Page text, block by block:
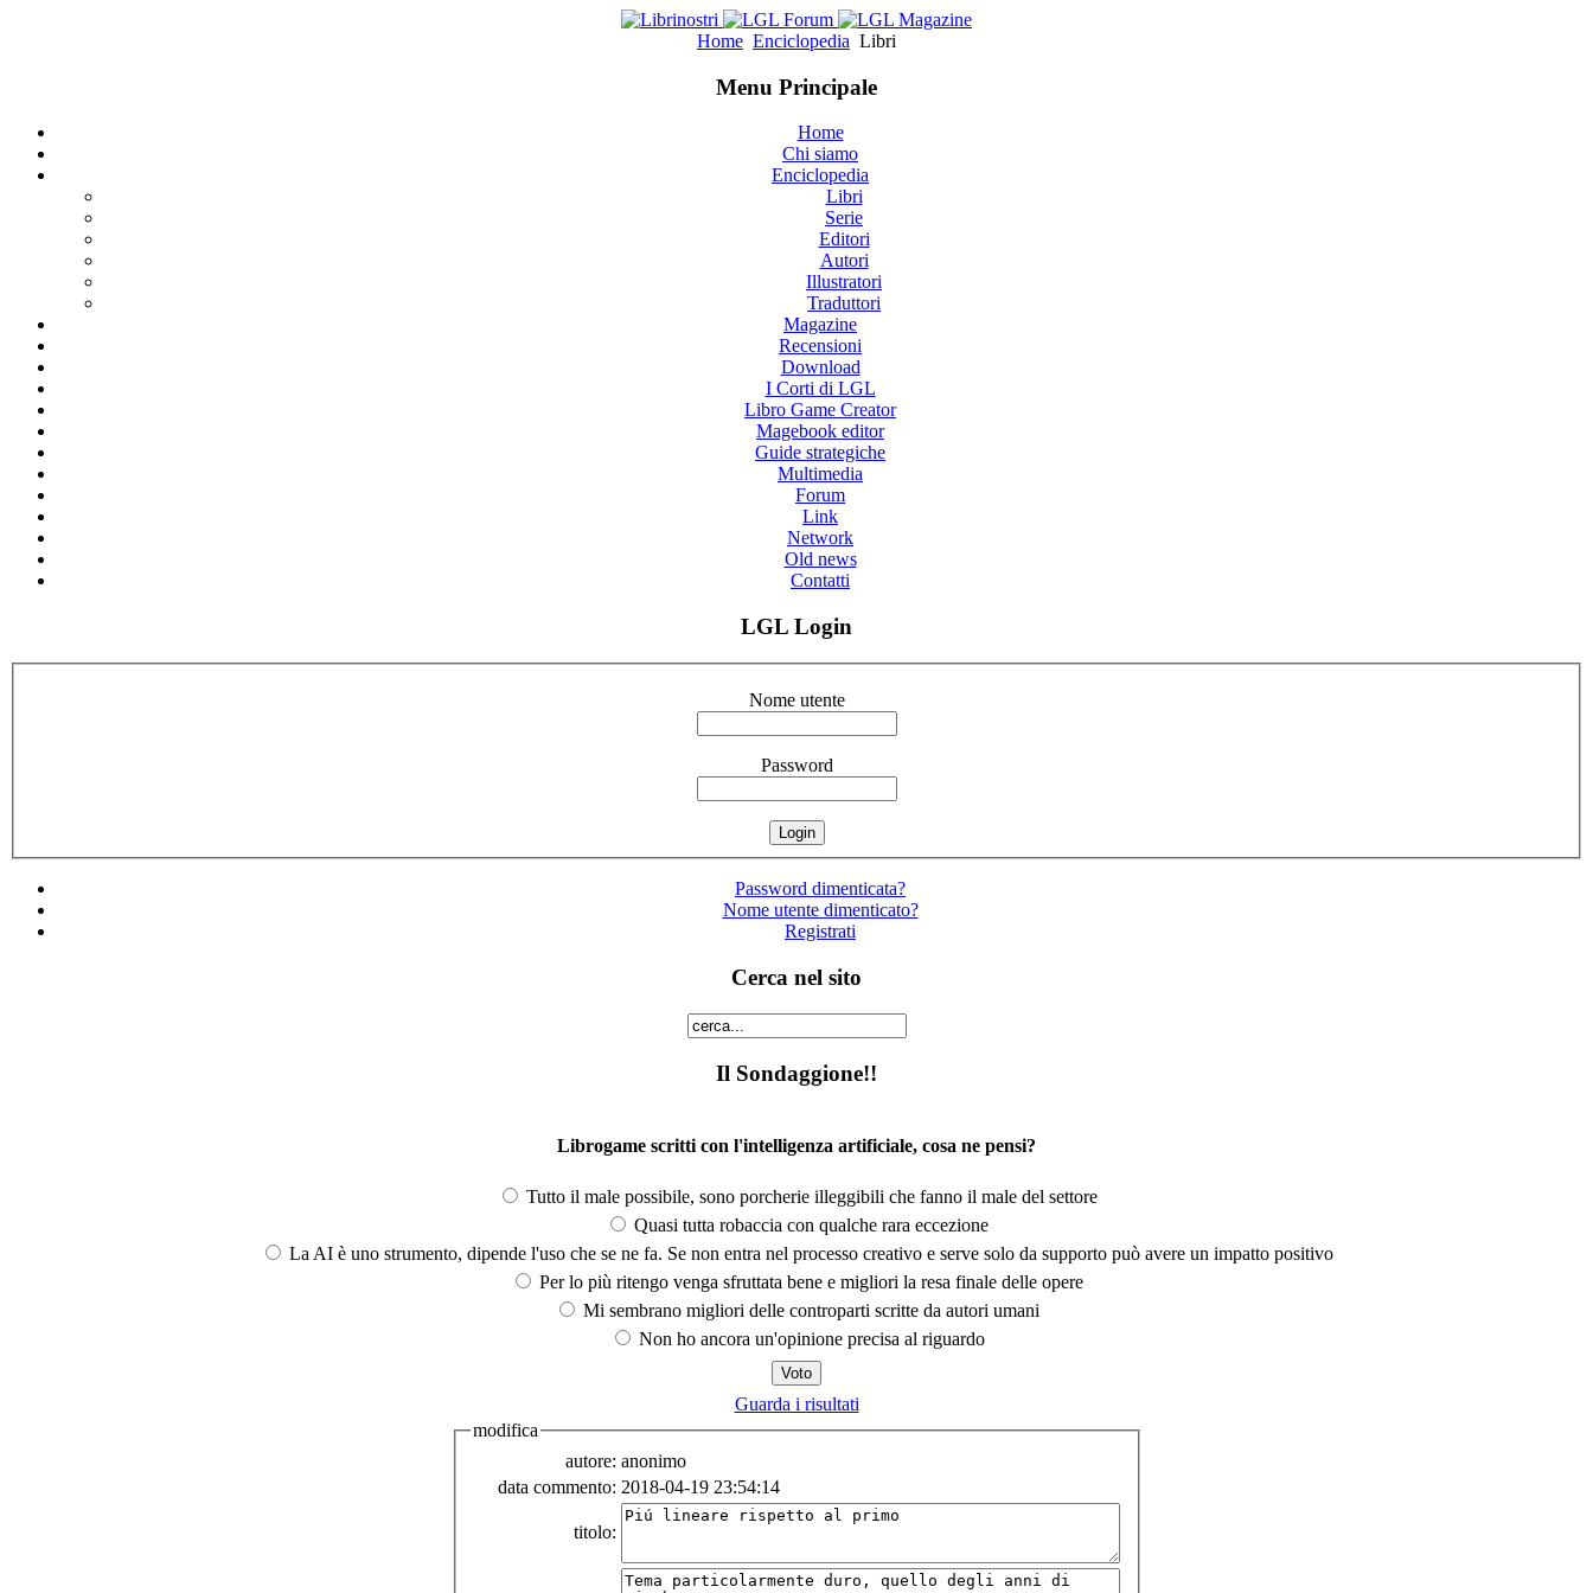
Home Enciclopedia Libri
Menu Principale
Home
Chi siamo
Enciclopedia
Libri
Serie
Editori
Autori
Illustratori
Traduttori
Magazine
Recensioni
Download
I Corti di LGL
Libro Game Creator
Magebook editor
Guide strategiche
Multimedia
Forum
Link
Network
Old news
Contatti
LGL Login
Nome utente
Password
Password dimenticata?
Nome utente dimenticato?
Registrati
Cerca nel sito
Il Sondaggione!!
Librogame scritti con l'intelligenza artificiale, cosa ne pensi?
Tutto il male possibile, sono porcherie illeggibili che fanno il male del settore
Quasi tutta robaccia con qualche rara eccezione
La AI è uno strumento, dipende l'uso che se ne fa. Se non entra nel processo creativo e serve solo da supporto può avere un impatto positivo
Per lo più ritengo venga sfruttata bene e migliori la resa finale delle opere
Mi sembrano migliori delle controparti scritte da autori umani
Non ho ancora un'opinione precisa al riguardo
Guarda i risultati
modifica
autore: anonimo
data commento: 2018-04-19 23:54:14
titolo: